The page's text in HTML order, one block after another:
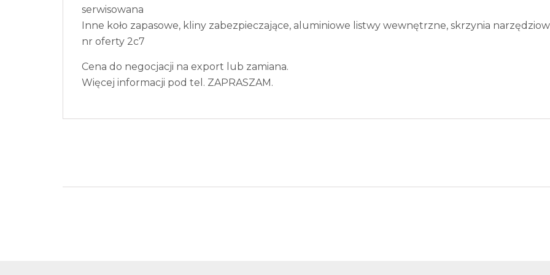
serwisowana
Inne koło zapasowe, kliny zabezpieczające, aluminiowe listwy wewnętrzne, skrzynia
nr oferty 2c7
Cena do negocjacji na export lub zamiana.
Więcej informacji pod tel. ZAPRASZAM.